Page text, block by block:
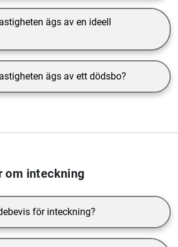
ägs av en ideell
ägs av ett dödsbo?
om inteckning
för inteckning?